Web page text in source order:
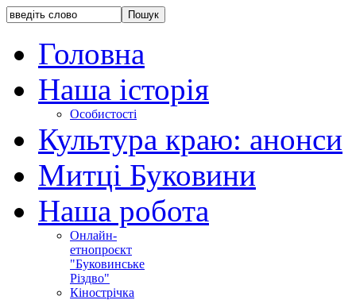
Головна
Наша історія
Особистості
Культура краю: анонси
Митці Буковини
Наша робота
Онлайн-
етнопроєкт
"Буковинське
Різдво"
Кінострічка